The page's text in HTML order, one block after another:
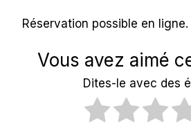
Réservation possible en ligne.
Vous avez aimé
Dites-le avec des